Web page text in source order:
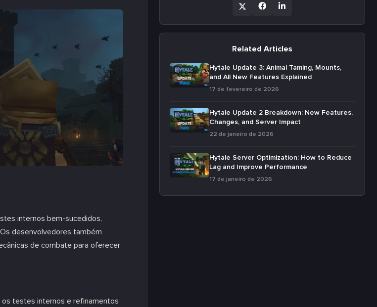
internos bem-sucedidos,
desenvolvedores também
de combate para oferecer
os testes internos e refinamentos
Related Articles
Hytale Update 3: Animal Taming, Mounts,
and All New Features Explained
17 de fevereiro de 2026
Hytale Update 2 Breakdown: New Features,
Changes, and Server Impact
22 de janeiro de 2026
Hytale Server Optimization: How to Reduce
Lag and Improve Performance
17 de janeiro de 2026